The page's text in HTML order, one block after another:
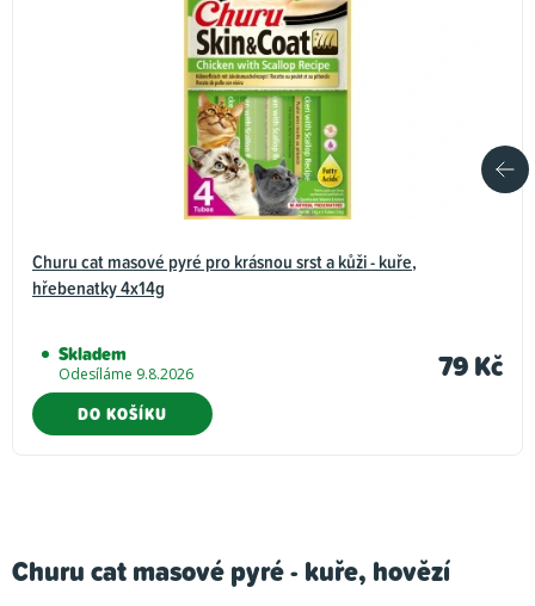
Churu cat masové pyré pro krásnou srst a kůži - kuře,
hřebenatky 4x14g
Skladem
Odesíláme 9.8.2026 79 Kč
DO KOŠÍKU
Churu cat masové pyré - kuře, hovězí